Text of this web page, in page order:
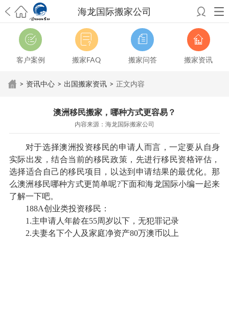
海龙国际搬家公司
希望邮寄国际包裹顺利，从广州市国际快递邮寄到新西兰哪个公司好？
澳洲海运搬家回广州报关清关要怎么做？注意事项有哪些？
青岛市国际
搬家服务到美国，搬家公司有哪些搬家方案？大连市国际搬家服务到中
国台湾是一种怎样的体验？有人分享搬家经历吗？
从长沙市国际快递邮
寄到韩国有哪些国际快递方式？用哪种好？
法有哪些？具体怎么操作？ 国际搬家：家具海运到奥克兰怎么样能省
影响国际搬家吗？上海搬家到新西兰旺格雷有点不一样北京私人物品运
输到澳大利亚，移民如何跨国搬家？上海移民搬家到塞浦路斯，国际搬
从秦皇岛市托运到美国从重庆市托运到美国 从上海市托运到澳大利亚
张家界市托运到美国从厦门市托运到美国 从张家界市托运到美国 从南京
市搬家到加拿大从大连市搬家到英国从佛山市搬家到美国从北京市搬家
到西班牙 从广州市搬家到比利时从上海市搬家到意大利
客户案例 搬家FAQ 搬家问答 搬家资讯
> 资讯中心 > 出国搬家资讯 > 正文内容
澳洲移民搬家，哪种方式更容易？
内容来源：海龙国际搬家公司
对于选择澳洲投资移民的申请人而言，一定要从自身
实际出发，结合当前的移民政策，先进行移民资格评估，
选择适合自己的移民项目，以达到申请结果的最优化。那
么澳洲移民哪种方式更简单呢?下面和海龙国际小编一起来
了解一下吧。
188A创业类投资移民：
1.主申请人年龄在55周岁以下，无犯罪记录
2.夫妻名下个人及家庭净资产80万澳币以上